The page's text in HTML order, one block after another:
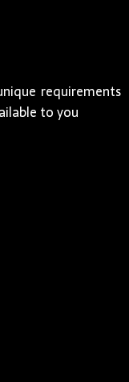
requirements
to you